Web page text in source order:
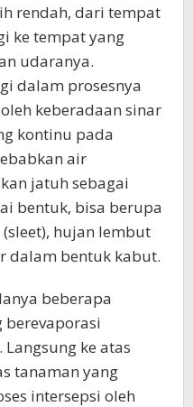
rendah, dari tempat
ke tempat yang
udaranya.
dalam prosesnya
keberadaan sinar
kontinu pada
air
jatuh sebagai
bentuk, bisa berupa
hujan lembut
dalam bentuk kabut.
beberapa
berevaporasi
ke atas
tanaman yang
intersepsi oleh